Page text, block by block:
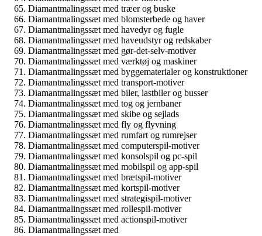
Diamantmalingssæt med træer og buske
Diamantmalingssæt med blomsterbede og haver
Diamantmalingssæt med havedyr og fugle
Diamantmalingssæt med haveudstyr og redskaber
Diamantmalingssæt med gør-det-selv-motiver
Diamantmalingssæt med værktøj og maskiner
Diamantmalingssæt med byggematerialer og konstruktioner
Diamantmalingssæt med transport-motiver
Diamantmalingssæt med biler, lastbiler og busser
Diamantmalingssæt med tog og jernbaner
Diamantmalingssæt med skibe og sejlads
Diamantmalingssæt med fly og flyvning
Diamantmalingssæt med rumfart og rumrejser
Diamantmalingssæt med computerspil-motiver
Diamantmalingssæt med konsolspil og pc-spil
Diamantmalingssæt med mobilspil og app-spil
Diamantmalingssæt med brætspil-motiver
Diamantmalingssæt med kortspil-motiver
Diamantmalingssæt med strategispil-motiver
Diamantmalingssæt med rollespil-motiver
Diamantmalingssæt med actionspil-motiver
Diamantmalingssæt med